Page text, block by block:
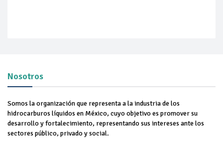
Nosotros
Somos la organización que representa a la industria de los
hidrocarburos líquidos en México, cuyo objetivo es promover su
desarrollo y fortalecimiento, representando sus intereses ante los
sectores público, privado y social.